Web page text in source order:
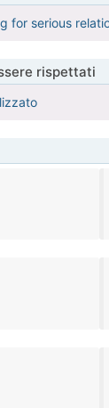
for serious
rispettati